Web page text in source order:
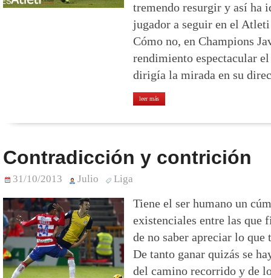
tremendo resurgir y así ha
jugador a seguir en el
Cómo no, en Champions
rendimiento espectacular
dirigía la mirada en su
leer más
Contradicción y contrición
31/10/2013 Julio Liga
Tiene el ser humano un
existenciales entre las que
de no saber apreciar lo que
De tanto ganar quizás se
del camino recorrido y de